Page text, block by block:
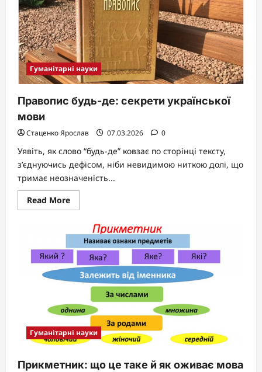
Гуманітарні науки
Правопис будь-де: секрети української
мови
Стаценко Ярослав 07.03.2026 0
Уявіть, як слово “будь-де” ковзає по сторінці тексту,
з’єднуючись дефісом, ніби невидимою ниткою долі, що
тримає неозначеність...
Read MoreRead
more
Правопис
будь-
секрети
української
мови
Гуманітарні науки
Прикметник: що це таке й як оживає мова